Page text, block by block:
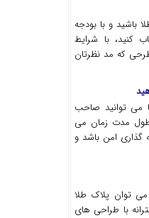
باشید و با بودجه
کنید، با شرایط
که مد نظرتان
می توانید صاحب
طول مدت زمان می
گذاری امن باشد و
می توان پلاک طلا
با طراحی های